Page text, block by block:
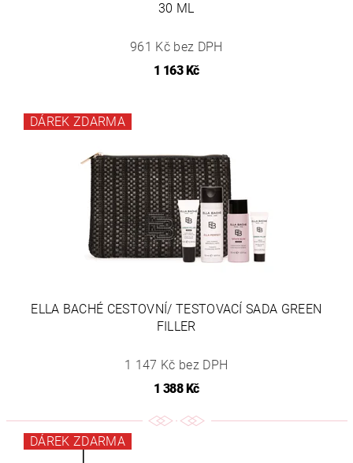
30 ML
961 Kč bez DPH
1 163 Kč
DÁREK ZDARMA
ELLA BACHÉ CESTOVNÍ/ TESTOVACÍ SADA GREEN
FILLER
1 147 Kč bez DPH
1 388 Kč
DÁREK ZDARMA